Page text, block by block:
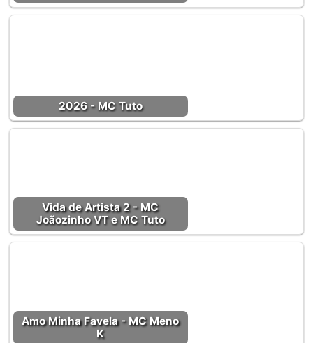
2026 - MC Tuto
Vida de Artista 2 - MC
Joãozinho VT e MC Tuto
Amo Minha Favela - MC Meno
K